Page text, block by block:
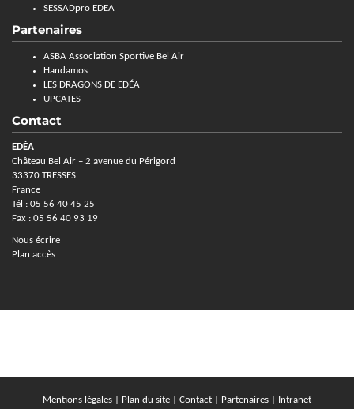
SESSADpro EDEA
Partenaires
ASBA Association Sportive Bel Air
Handamos
LES DRAGONS DE EDÉA
UPCATES
Contact
EDÉA
Château Bel Air – 2 avenue du Périgord
33370 TRESSES
France
Tél : 05 56 40 45 25
Fax : 05 56 40 93 19
Nous écrire
Plan accès
Mentions légales Plan du site Contact Partenaires Intranet